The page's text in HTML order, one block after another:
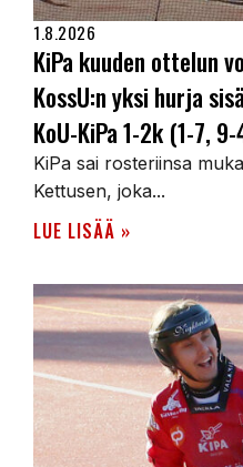
1.8.2026
KiPa kuuden ottelun
KossU:n yksi hurja
KoU-KiPa 1-2k (1-7,
KiPa sai rosteriinsa
Kettusen, joka...
LUE LISÄÄ »